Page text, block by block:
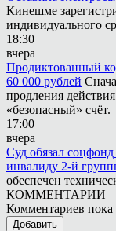
Кинешме
индивидуального
18:30
вчера
Продиктованный
60 000 рублей
продления
«безопасный» счёт.
17:00
вчера
Суд обязал
инвалиду 2-й
обеспечен
КОММЕНТАРИИ
Комментариев пока
Добавить